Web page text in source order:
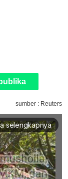
sumber : Reuters
selengkapnya